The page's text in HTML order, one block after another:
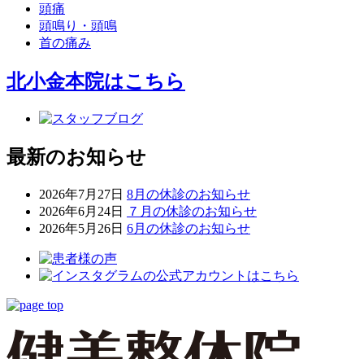
頭痛
頭鳴り・頭鳴
首の痛み
北小金本院はこちら
最新のお知らせ
2026年7月27日 8月の休診のお知らせ
2026年6月24日
７月の休診のお知らせ
2026年5月26日 6月の休診のお知らせ